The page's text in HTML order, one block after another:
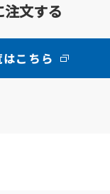
文する
こちら